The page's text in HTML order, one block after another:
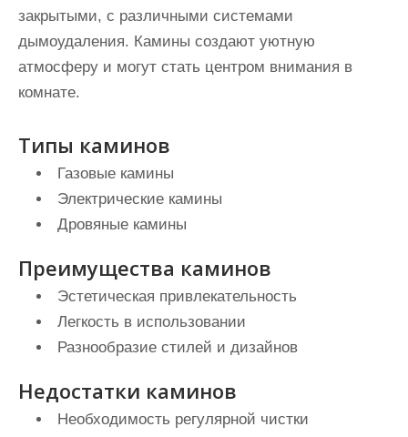
закрытыми, с различными системами
дымоудаления. Камины создают уютную
атмосферу и могут стать центром внимания в
комнате.
Типы каминов
Газовые камины
Электрические камины
Дровяные камины
Преимущества каминов
Эстетическая привлекательность
Легкость в использовании
Разнообразие стилей и дизайнов
Недостатки каминов
Необходимость регулярной чистки